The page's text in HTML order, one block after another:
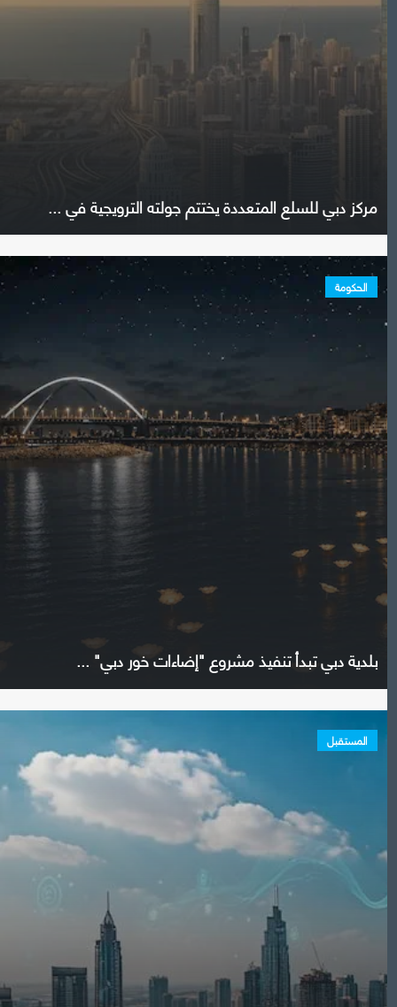
مركز دبي للسلع المتعددة يختتم جولته الترويجية في ...
الحكومة
بلدية دبي تبدأ تنفيذ مشروع "إضاءات خور دبي" ...
المستقبل